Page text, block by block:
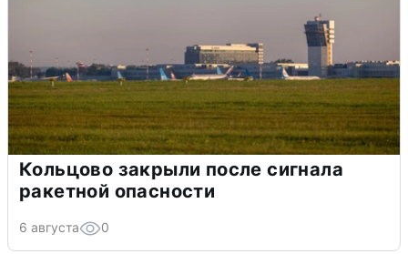
Кольцово закрыли после сигнала
ракетной опасности
6 августа 0